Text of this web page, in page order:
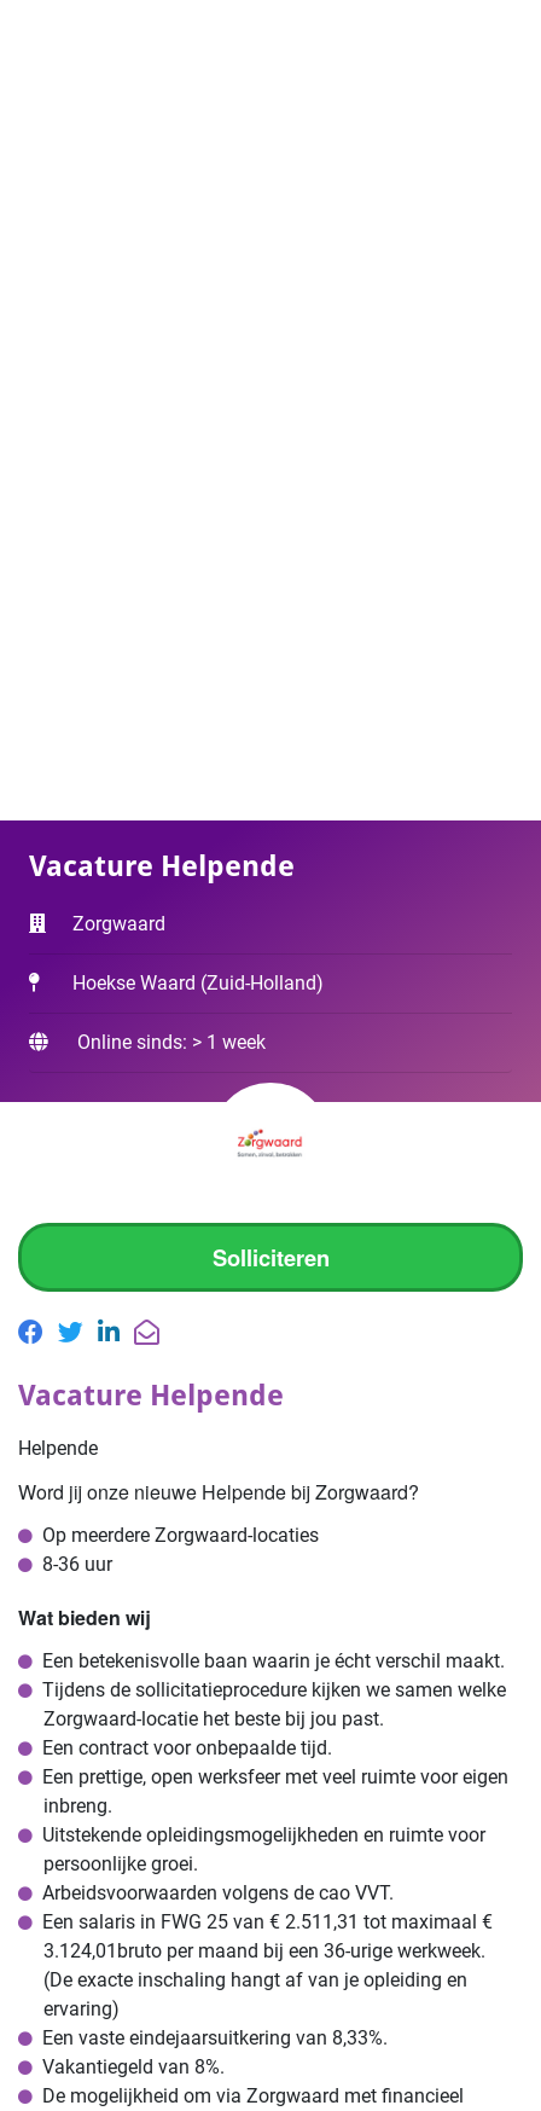
Vacature Helpende
Zorgwaard
Hoekse Waard (Zuid-Holland)
Online sinds: > 1 week
Solliciteren
Vacature Helpende
Helpende
Word jij onze nieuwe Helpende bij Zorgwaard?
Op meerdere Zorgwaard-locaties
8-36 uur
Wat bieden wij
Een betekenisvolle baan waarin je écht verschil maakt.
Tijdens de sollicitatieprocedure kijken we samen welke
Zorgwaard-locatie het beste bij jou past.
Een contract voor onbepaalde tijd.
Een prettige, open werksfeer met veel ruimte voor eigen
inbreng.
Uitstekende opleidingsmogelijkheden en ruimte voor
persoonlijke groei.
Arbeidsvoorwaarden volgens de cao VVT.
Een salaris in FWG 25 van € 2.511,31 tot maximaal €
3.124,01bruto per maand bij een 36-urige werkweek.
(De exacte inschaling hangt af van je opleiding en
ervaring)
Een vaste eindejaarsuitkering van 8,33%.
Vakantiegeld van 8%.
De mogelijkheid om via Zorgwaard met financieel